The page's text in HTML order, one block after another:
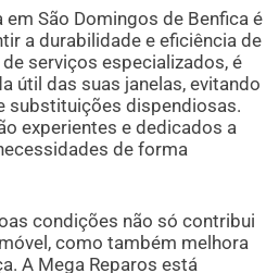
em São Domingos de Benfica é
a durabilidade e eficiência de
serviços especializados, é
útil das suas janelas, evitando
substituições dispendiosas.
experientes e dedicados a
de forma
condições não só contribui
como também melhora
A Mega Reparos está